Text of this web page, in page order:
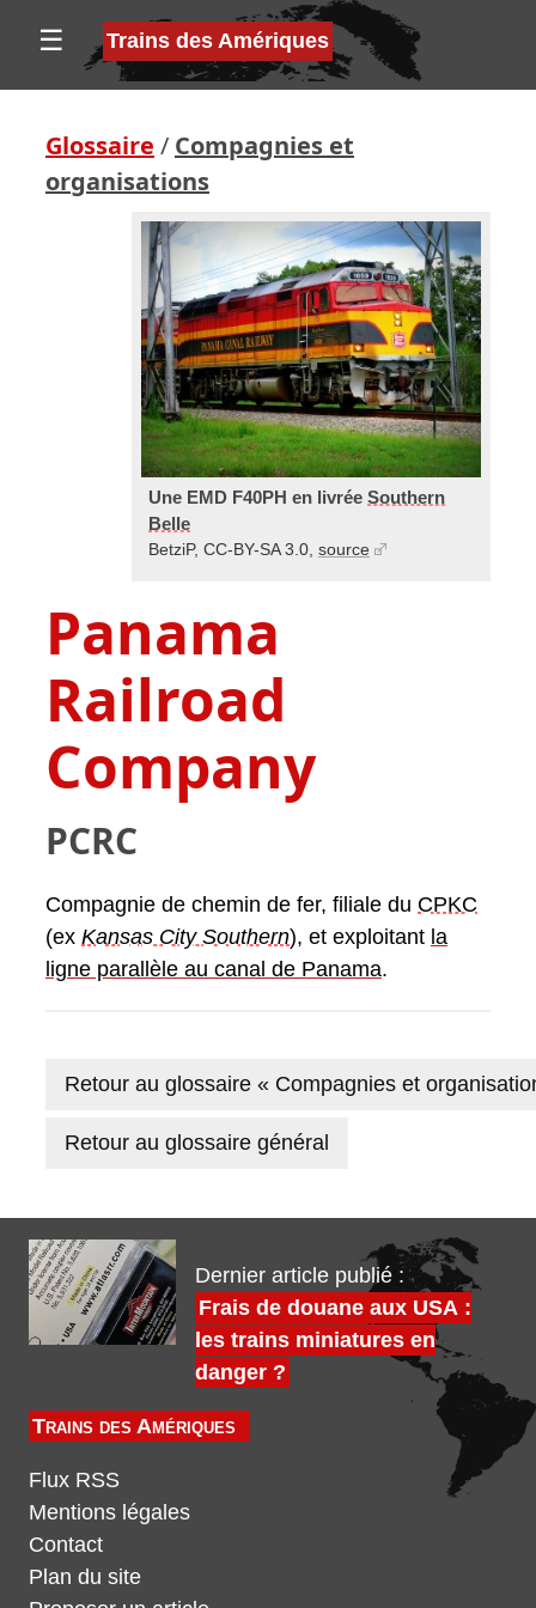
☰ Trains des Amériques
Glossaire / Compagnies et
organisations
Une EMD F40PH en livrée Southern
Belle
BetziP, CC-BY-SA 3.0, source
Panama
Railroad
Company
PCRC
Compagnie de chemin de fer, filiale du CPKC
(ex Kansas City Southern), et exploitant la
ligne parallèle au canal de Panama.
Retour au glossaire « Compagnies et
Retour au glossaire général
Dernier article publié :
Frais de douane aux USA :
les trains miniatures en
danger ?
Trains des Amériques
Flux RSS
Mentions légales
Contact
Plan du site